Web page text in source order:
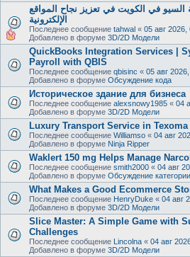
في الكويت في تعزيز نجاح المواقع
الإلكترونية
Последнее сообщение tahwal « 05 авг 2026,
Добавлено в форуме 3D/2D Модели
QuickBooks Integration Services |
Payroll with QBIS
Последнее сообщение qbisinc « 05 авг
Добавлено в форуме Обсуждение кода
Историческое здание для бизнеса
Последнее сообщение alexsnowy1985 « 04
Добавлено в форуме 3D/2D Модели
Luxury Transport Service in Texoma
Последнее сообщение Williamso « 04 авг
Добавлено в форуме Ninja Ripper
Waklert 150 mg Helps Manage
Последнее сообщение smith2000 « 04 авг
Добавлено в форуме Обсуждение категории
What Makes a Good Ecommerce
Последнее сообщение HenryDuke « 04 авг
Добавлено в форуме 3D/2D Модели
Slice Master: A Simple Game with
Challenges
Последнее сообщение Lincolna « 04 авг
Добавлено в форуме 3D/2D Модели